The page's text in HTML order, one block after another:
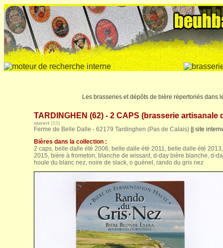
Les brasseries et dépôts de bière répertoriés dans
TARDINGHEN (62) - 2 CAPS (brasserie artisanale
ouvert (33)
Ferme de Belle Dalle - 62179 Tardinghen (Pas de Calais)
site
Bières dans la collection :
2 caps, belle dalle été 2006, belle dalle été 2011, belle dalle été
2015, bière à frometon, blanche de wissant, d-day bière blanche, d-
houle du blanc nez, noire de slack, o guénel, rando du gris nez